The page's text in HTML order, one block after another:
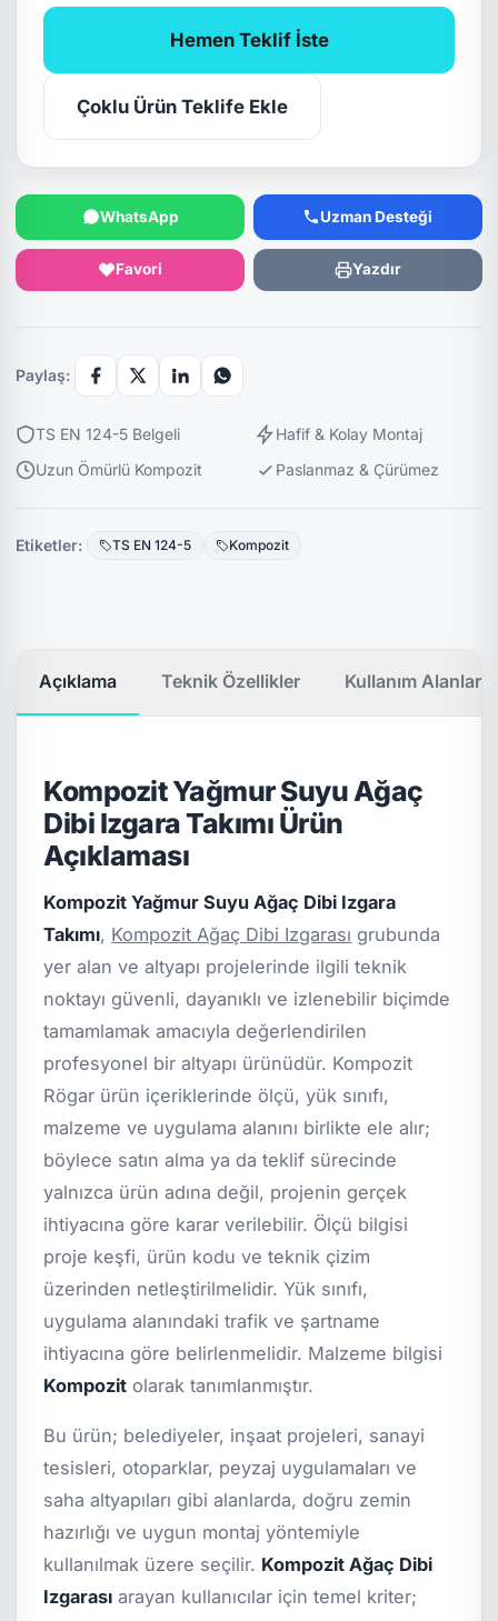
Hemen Teklif İste
Çoklu Ürün Teklife Ekle
WhatsApp Uzman Desteği
Favori Yazdır
Paylaş:
TS EN 124-5 Belgeli
Hafif & Kolay Montaj
Uzun Ömürlü Kompozit
Paslanmaz & Çürümez
Etiketler: TS EN 124-5 Kompozit
Açıklama Teknik Özellikler Kullanım Alanları
Kompozit Yağmur Suyu Ağaç
Dibi Izgara Takımı Ürün
Açıklaması
Kompozit Yağmur Suyu Ağaç Dibi Izgara
Takımı, Kompozit Ağaç Dibi Izgarası grubunda
yer alan ve altyapı projelerinde ilgili teknik
noktayı güvenli, dayanıklı ve izlenebilir biçimde
tamamlamak amacıyla değerlendirilen
profesyonel bir altyapı ürünüdür. Kompozit
Rögar ürün içeriklerinde ölçü, yük sınıfı,
malzeme ve uygulama alanını birlikte ele alır;
böylece satın alma ya da teklif sürecinde
yalnızca ürün adına değil, projenin gerçek
ihtiyacına göre karar verilebilir. Ölçü bilgisi
proje keşfi, ürün kodu ve teknik çizim
üzerinden netleştirilmelidir. Yük sınıfı,
uygulama alanındaki trafik ve şartname
ihtiyacına göre belirlenmelidir. Malzeme bilgisi
Kompozit olarak tanımlanmıştır.
Bu ürün; belediyeler, inşaat projeleri, sanayi
tesisleri, otoparklar, peyzaj uygulamaları ve
saha altyapıları gibi alanlarda, doğru zemin
hazırlığı ve uygun montaj yöntemiyle
kullanılmak üzere seçilir. Kompozit Ağaç Dibi
Izgarası arayan kullanıcılar için temel kriter;